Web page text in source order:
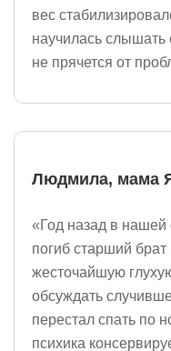
вес
научилась слышать
не прячется от
Людмила, мама
«Год назад в нашей
погиб старший
жесточайшую
обсуждать
перестал спать по
психика